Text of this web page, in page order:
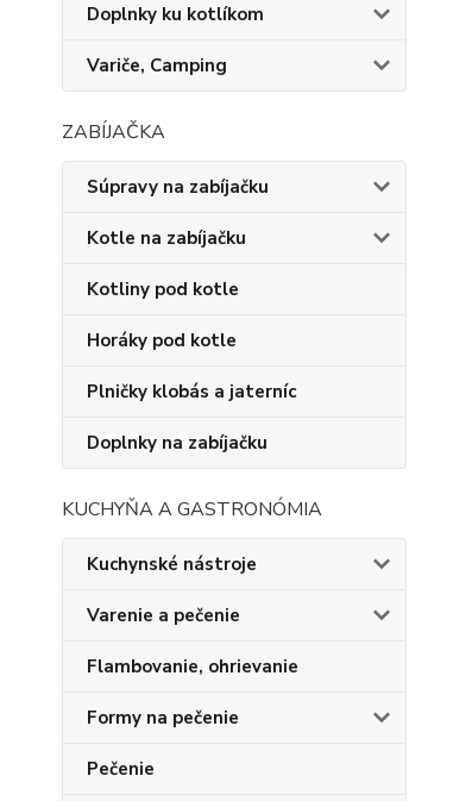
Doplnky ku kotlíkom
Variče, Camping
ZABÍJAČKA
Súpravy na zabíjačku
Kotle na zabíjačku
Kotliny pod kotle
Horáky pod kotle
Plničky klobás a jaterníc
Doplnky na zabíjačku
KUCHYŇA A GASTRONÓMIA
Kuchynské nástroje
Varenie a pečenie
Flambovanie, ohrievanie
Formy na pečenie
Pečenie